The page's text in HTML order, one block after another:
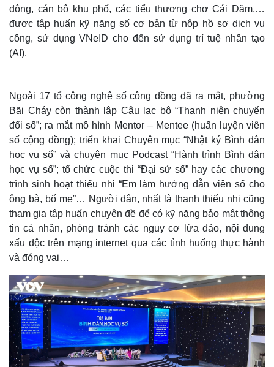
Thế giới
Quan sát
Cuộc sống đó đây
Hồ sơ
Multimedia
Video
Ảnh
E-Magazine
Infographic
động, cán bộ khu phố, các tiểu thương chợ Cái Dăm,…
được tập huấn kỹ năng số cơ bản từ nộp hồ sơ dịch vụ
công, sử dụng VNeID cho đến sử dụng trí tuệ nhân tạo
(AI).
Ngoài 17 tổ công nghệ số cộng đồng đã ra mắt, phường
Bãi Cháy còn thành lập Câu lạc bộ “Thanh niên chuyển
đổi số”; ra mắt mô hình Mentor – Mentee (huấn luyện viên
số cộng đồng); triển khai Chuyên mục “Nhật ký Bình dân
học vụ số” và chuyên mục Podcast “Hành trình Bình dân
học vụ số”; tổ chức cuộc thi “Đại sứ số” hay các chương
trình sinh hoạt thiếu nhi “Em làm hướng dẫn viên số cho
ông bà, bố mẹ”… Người dân, nhất là thanh thiếu nhi cũng
tham gia tập huấn chuyên đề để có kỹ năng bảo mật thông
tin cá nhân, phòng tránh các nguy cơ lừa đảo, nội dung
xấu độc trên mạng internet qua các tình huống thực hành
và đóng vai…